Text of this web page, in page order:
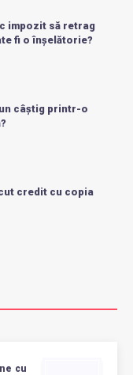
impozit să retrag
fi o înșelătorie?
câștig printr-o
credit cu copia
cu